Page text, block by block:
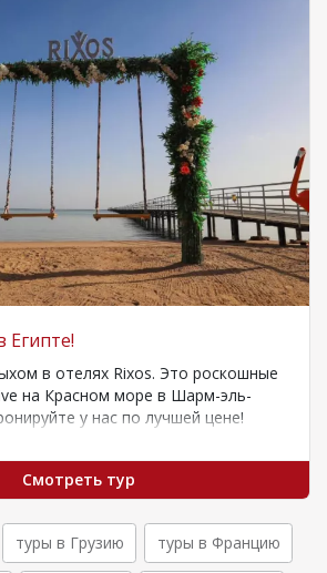
Египте!
в отелях Rixos. Это роскошные
на Красном море в Шарм-эль-
у нас по лучшей цене!
Смотреть тур
туры в Грузию туры в Францию